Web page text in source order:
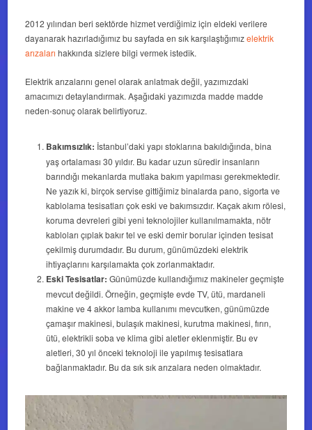
2012 yılından beri sektörde hizmet verdiğimiz için eldeki verilere
dayanarak hazırladığımız bu sayfada en sık karşılaştığımızelektrik
arızaları hakkında sizlere bilgi vermek istedik.
Elektrik arızalarını genel olarak anlatmak değil, yazımızdaki
amacımızı detaylandırmak. Aşağıdaki yazımızda madde madde
neden-sonuç olarak belirtiyoruz.
Bakımsızlık: İstanbul’daki yapı stoklarına bakıldığında, bina
yaş ortalaması 30 yıldır. Bu kadar uzun süredir insanların
barındığı mekanlarda mutlaka bakım yapılması gerekmektedir.
Ne yazık ki, birçok servise gittiğimiz binalarda pano, sigorta ve
kablolama tesisatları çok eski ve bakımsızdır. Kaçak akım rölesi,
koruma devreleri gibi yeni teknolojiler kullanılmamakta, nötr
kabloları çıplak bakır tel ve eski demir borular içinden tesisat
çekilmiş durumdadır. Bu durum, günümüzdeki elektrik
ihtiyaçlarını karşılamakta çok zorlanmaktadır.
Eski Tesisatlar: Günümüzde kullandığımız makineler geçmişte
mevcut değildi. Örneğin, geçmişte evde TV, ütü, mardaneli
makine ve 4 akkor lamba kullanımı mevcutken, günümüzde
çamaşır makinesi, bulaşık makinesi, kurutma makinesi, fırın,
ütü, elektrikli soba ve klima gibi aletler eklenmiştir. Bu ev
aletleri, 30 yıl önceki teknoloji ile yapılmış tesisatlara
bağlanmaktadır. Bu da sık sık arızalara neden olmaktadır.